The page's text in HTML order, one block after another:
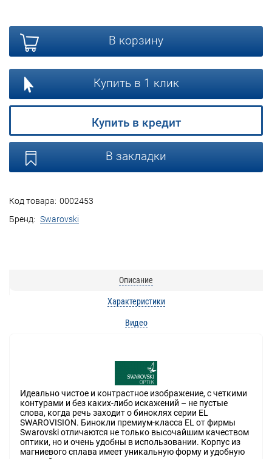
Код товара: 0002453
Бренд: Swarovski
В корзину
Купить в 1 клик
Купить в кредит
В закладки
Описание
Характеристики
Видео
Идеально чистое и контрастное изображение, с четкими
контурами и без каких-либо искажений – не пустые
слова, когда речь заходит о биноклях серии EL
SWAROVISION. Бинокли премиум-класса EL от фирмы
Swarovski отличаются не только высочайшим качеством
оптики, но и очень удобны в использовании. Корпус из
магниевого сплава имеет уникальную форму и удобную